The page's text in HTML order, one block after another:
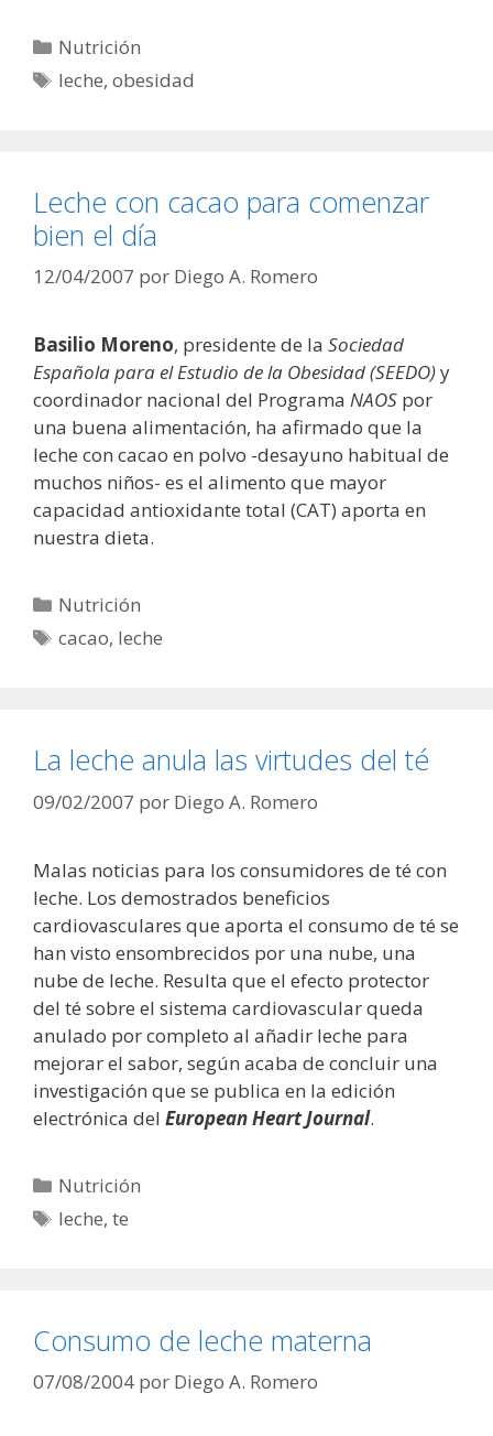
Categorías
Nutrición
Etiquetas
leche,obesidad
Leche con cacao para comenzar
bien el día
12/04/2007 por Diego A. Romero
Basilio Moreno, presidente de la Sociedad
Española para el Estudio de la Obesidad (SEEDO)y
coordinador nacional del Programa NAOS por
una buena alimentación, ha afirmado que la
leche con cacao en polvo -desayuno habitual de
muchos niños- es el alimento que mayor
capacidad antioxidante total (CAT) aporta en
nuestra dieta.
Categorías
Nutrición
Etiquetas
cacao, leche
La leche anula las virtudes del té
09/02/2007 por Diego A. Romero
Malas noticias para los consumidores de té con
leche. Los demostrados beneficios
cardiovasculares que aporta el consumo de té se
han visto ensombrecidos por una nube, una
nube de leche. Resulta que el efecto protector
del té sobre el sistema cardiovascular queda
anulado por completo al añadir leche para
mejorar el sabor, según acaba de concluir una
investigación que se publica en la edición
electrónica del European Heart Journal.
Categorías
Nutrición
Etiquetas
leche,te
Consumo de leche materna
07/08/2004 por Diego A. Romero